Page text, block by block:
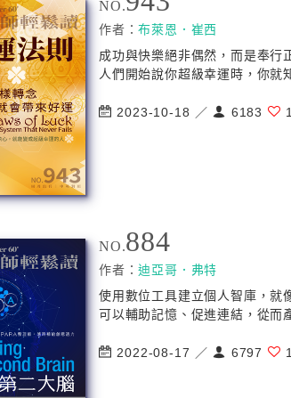
NO.
作者：布萊恩．崔西
成功與快樂絕非偶然，而是奉行
人們開始說你超級幸運時，你就
2023-10-18 ／ 6183
NO.884
作者：迪亞哥．弗特
使用數位工具建立個人智庫，就
可以輔助記憶、促進連結，從而
2022-08-17 ／ 6797